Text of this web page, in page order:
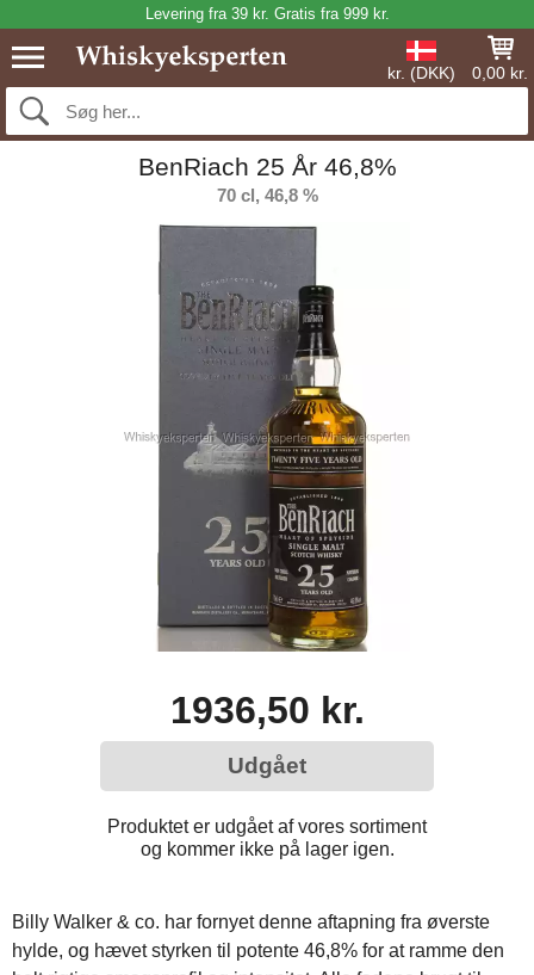
Levering fra 39 kr. Gratis fra 999 kr.
kr. (DKK) 0,00 kr.
BenRiach 25 År 46,8%
70 cl, 46,8 %
1936,50 kr.
Udgået
Produktet er udgået af vores sortiment
og kommer ikke på lager igen.
Billy Walker & co. har fornyet denne aftapning fra øverste
hylde, og hævet styrken til potente 46,8% for at ramme den